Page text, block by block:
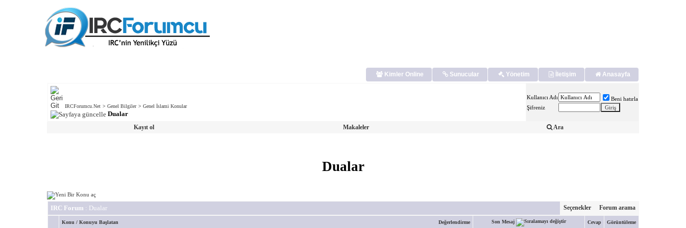
Anasayfa
İletişim
Yönetim
Sunucular
Kimler Online
IRCForumcu.Net > Genel Bilgiler > Genel İslami Konular
Dualar
Kullanıcı Adı
Beni hatırla
Şifreniz
Kayıt ol Makaleler Ara
Dualar
IRC Forum : Dualar Seçenekler Forum arama
Değerlendirme
Konu / Konuyu Başlatan Son Mesaj Cevap Görüntüleme